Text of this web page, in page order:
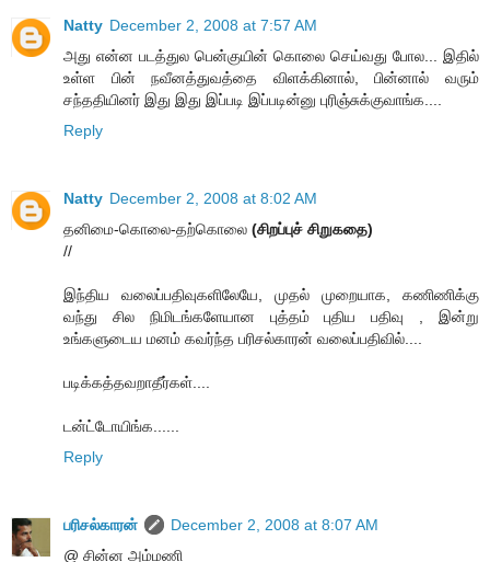
Natty December 2, 2008 at 7:57 AM
அது என்ன படத்துல பென்குயின் கொலை செய்வது போல... இதில்
உள்ள பின் நவீனத்துவத்தை விளக்கினால், பின்னால் வரும்
சந்ததியினர் இது இது இப்படி இப்படின்னு புரிஞ்சுக்குவாங்க....
Reply
Natty December 2, 2008 at 8:02 AM
தனிமை-கொலை-தற்கொலை (சிறப்புச் சிறுகதை)
//
இந்திய வலைப்பதிவுகளிலேயே, முதல் முறையாக, கணிணிக்கு
வந்து சில நிமிடங்களேயான புத்தம் புதிய பதிவு , இன்று
உங்களுடைய மனம் கவர்ந்த பரிசல்காரன் வலைப்பதிவில்....
படிக்கத்தவறாதீர்கள்....
டன்ட்டோயிங்க......
Reply
பரிசல்காரன்
December 2, 2008 at 8:07 AM
@ சின்ன அம்மணி